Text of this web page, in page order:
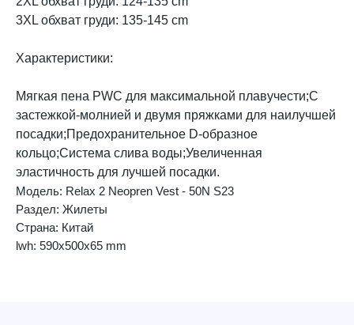
3XL обхват груди: 135-145 cm
Характеристики:
Мягкая пена PWC для максимальной плавучести;С
застежкой-молнией и двумя пряжками для наилучшей
посадки;Предохранительное D-образное
кольцо;Система слива воды;Увеличенная
эластичность для лучшей посадки.
Модель: Relax 2 Neopren Vest - 50N S23
Раздел: Жилеты
Страна: Китай
lwh: 590x500x65 mm